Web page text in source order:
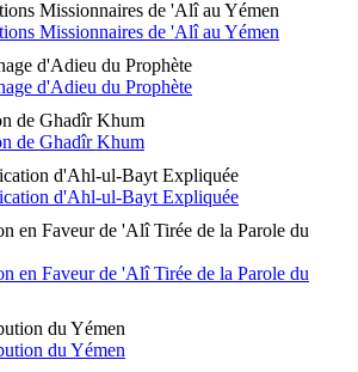
Missionnaires de 'Alî au Yémen
Missionnaires de 'Alî au Yémen
d'Adieu du Prophète
d'Adieu du Prophète
de Ghadîr Khum
de Ghadîr Khum
d'Ahl-ul-Bayt Expliquée
d'Ahl-ul-Bayt Expliquée
en Faveur de 'Alî Tirée de la Parole du
en Faveur de 'Alî Tirée de la Parole du
du Yémen
du Yémen